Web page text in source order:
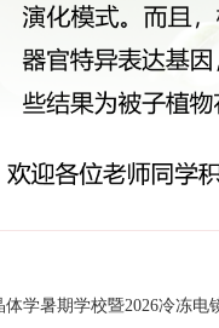
学暑期学校暨2026冷冻